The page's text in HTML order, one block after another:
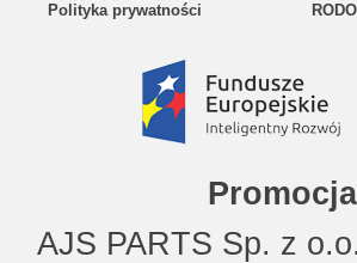
Polityka prywatności RODO
AJS PARTS Sp. z